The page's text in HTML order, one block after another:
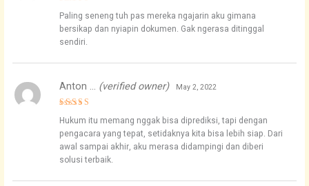
Rated
out of 5
Paling seneng tuh pas mereka ngajarin aku gimana
bersikap dan nyiapin dokumen. Gak ngerasa ditinggal
sendiri.
Rated
out of 5
Anton … (verified owner) May 2, 2022
Hukum itu memang nggak bisa diprediksi, tapi dengan
pengacara yang tepat, setidaknya kita bisa lebih siap. Dari
awal sampai akhir, aku merasa didampingi dan diberi
solusi terbaik.